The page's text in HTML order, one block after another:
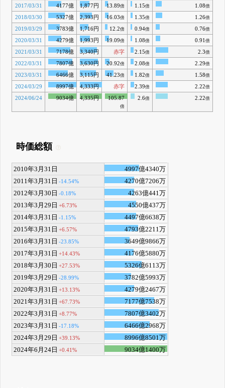
2017/03/31 4177億 1,877円 13.89倍 1.15倍 1.08倍
2018/03/30 5327億 2,393円 16.03倍 1.35倍 1.26倍
2019/03/29 3783億 1,716円 12.2倍 0.94倍 0.76倍
2020/03/31 4279億 1,993円 19.09倍 1.08倍 0.91 倍
2021/03/31 7178億 3,340円 赤字 2.15倍 2.3倍
2022/03/31 7807億 3,630円 20.92倍 2.08倍 2.29倍
2023/03/31 6466億 3,115円 41.23倍 1.82倍 1.58倍
2024/03/29 8997億 4,333円 赤字 2.39倍 2.22倍
2024/06/24 9034億 4,335円 105.87
倍
2.6倍 2.22倍
時価総額
2010年3月31日
4997億4340万
2011年3月31日 -14.54%
4270億7206万
2012年3月30日 -0.18%
4263億441万
2013年3月29日 +6.73%
4550億437万
2014年3月31日 -1.15%
4497億6638万
2015年3月31日 +6.57%
4793億2211万
2016年3月31日 -23.85%
3649億9866万
2017年3月31日 +14.43%
4176億5880万
2018年3月30日 +27.53%
5326億6113万
2019年3月29日 -28.99%
3782億5993万
2020年3月31日 +13.13%
4279億2467万
2021年3月31日 +67.73%
7177億7538万
2022年3月31日 +8.77%
7807億3402万
2023年3月31日 -17.18%
6466億2968万
2024年3月29日 +39.13%
8996億8501万
2024年6月24日 +0.41% 9034億1400万